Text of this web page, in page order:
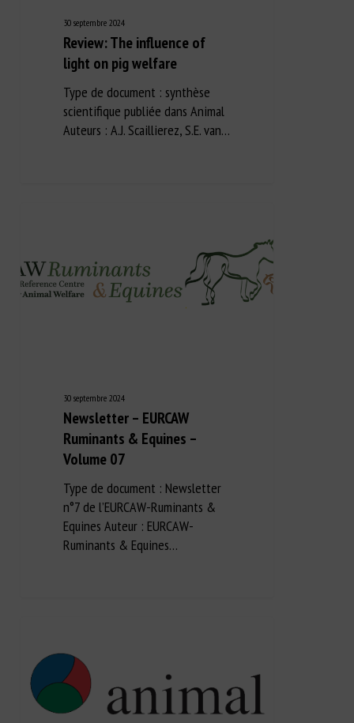
30 septembre 2024
Review: The influence of
light on pig welfare
Type de document : synthèse
scientifique publiée dans Animal
Auteurs : A.J. Scaillierez, S.E. van…
30 septembre 2024
Newsletter – EURCAW
Ruminants & Equines –
Volume 07
Type de document : Newsletter
n°7 de l’EURCAW-Ruminants &
Equines Auteur : EURCAW-
Ruminants & Equines…